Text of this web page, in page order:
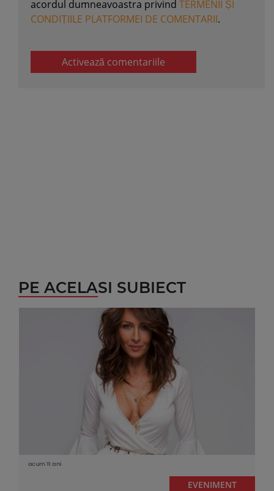
acordul dumneavoastra privind TERMENII ȘI
CONDIȚIILE PLATFORMEI DE COMENTARII.
Activează comentariile
PE ACELASI SUBIECT
acum 11 ani
EVENIMENT